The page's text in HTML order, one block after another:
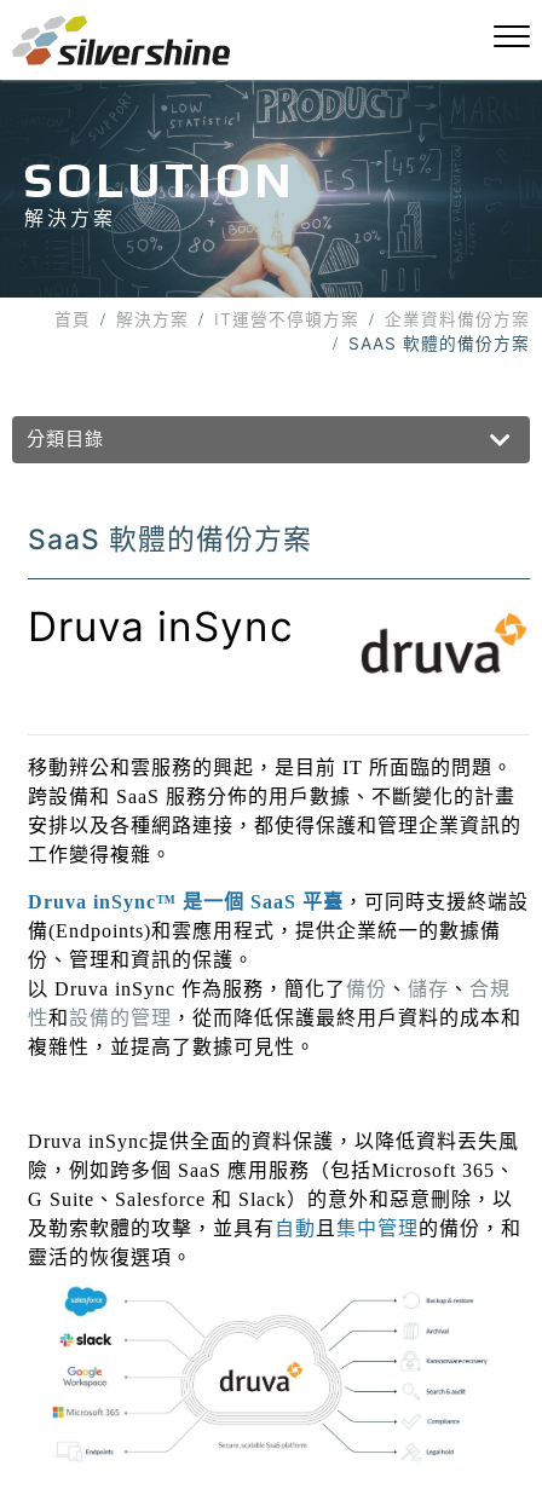
SOLUTION
解決方案
首頁 解決方案 IT運營不停頓方案
企業資料備份方案
SAAS 軟體的備份方案
分類目錄
SaaS 軟體的備份方案
Druva inSync
移動辨公和雲服務的興起，是目前 IT 所面臨的問題。
跨設備和 SaaS 服務分佈的用戶數據、不斷變化的計畫
安排以及各種網路連接 ， 都使得保護和管理企業資訊的
工作變得複雜。
Druva inSync™ 是一個 SaaS 平臺 ，可同時支援終端設
備(Endpoints)和雲應用程式，提供企業統一的數據備
份、管理和資訊的保護。
以 Druva inSync 作為服務，簡化了備份 、 儲存 、 合規
性和設備的管理 ，從而降低保護最終用戶資料的成本和
複雜性，並提高了數據可見性。
Druva inSync提供全面的資料保護，以降低資料丟失風
險，例如跨多個 SaaS 應用服務（包括Microsoft 365 、
G Suite 、 Salesforce 和 Slack）的意外和惡意刪除，以
及勒索軟體的攻擊，並具有 自動 且 集中管理的備份，和
靈活的恢復選項。